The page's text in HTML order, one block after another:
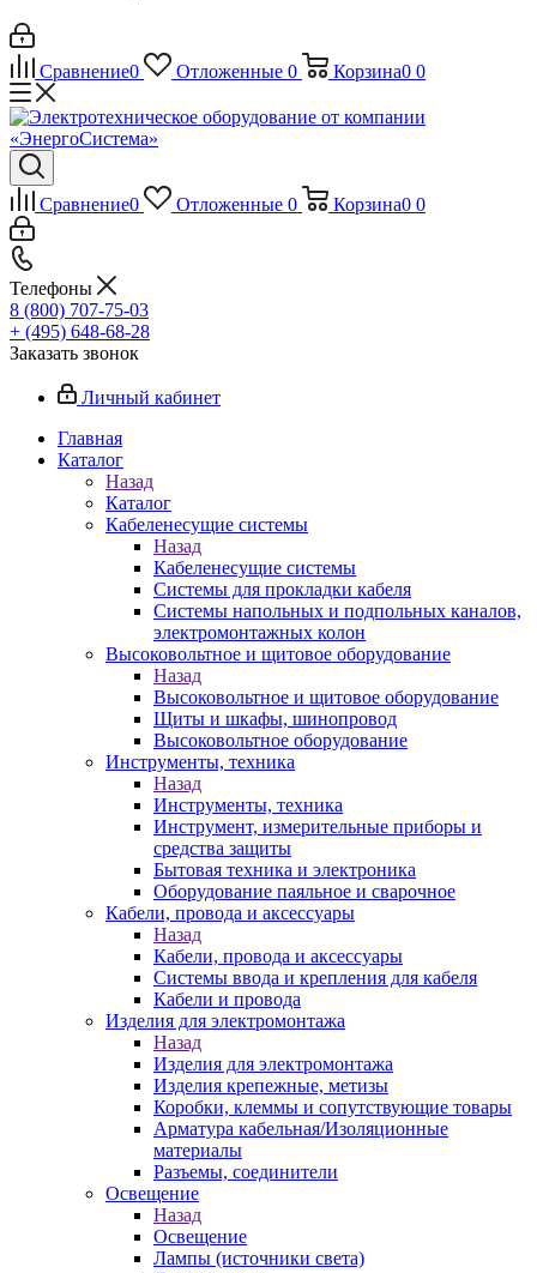
Сравнение0 Отложенные 0 Корзина0 0
Сравнение0 Отложенные 0 Корзина0 0
Телефоны
8 (800) 707-75-03
+ (495) 648-68-28
Заказать звонок
Личный кабинет
Главная
Каталог
Назад
Каталог
Кабеленесущие системы
Назад
Кабеленесущие системы
Системы для прокладки кабеля
Системы напольных и подпольных каналов,
электромонтажных колон
Высоковольтное и щитовое оборудование
Назад
Высоковольтное и щитовое оборудование
Щиты и шкафы, шинопровод
Высоковольтное оборудование
Инструменты, техника
Назад
Инструменты, техника
Инструмент, измерительные приборы и
средства защиты
Бытовая техника и электроника
Оборудование паяльное и сварочное
Кабели, провода и аксессуары
Назад
Кабели, провода и аксессуары
Системы ввода и крепления для кабеля
Кабели и провода
Изделия для электромонтажа
Назад
Изделия для электромонтажа
Изделия крепежные, метизы
Коробки, клеммы и сопутствующие товары
Арматура кабельная/Изоляционные
материалы
Разъемы, соединители
Освещение
Назад
Освещение
Лампы (источники света)